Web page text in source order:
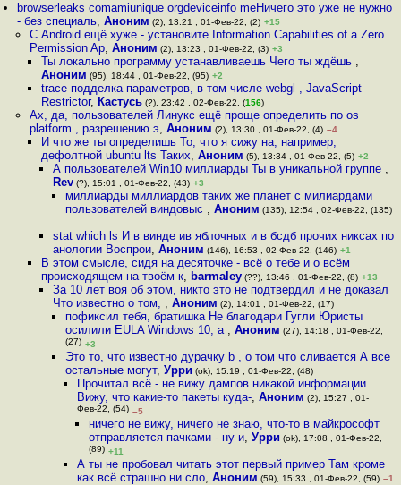
browserleaks comamiunique orgdeviceinfo meНичего это уже не нужно
- без специаль,Аноним (2), 13:21 , 01-Фев-22, (2) +15
С Android ещё хуже - установите Information Capabilities of a Zero
Permission Ap, Аноним (2), 13:23 , 01-Фев-22, (3) +3
Ты локально программу устанавливаешь Чего ты ждёшь ,
Аноним (95), 18:44 , 01-Фев-22, (95) +2
trace подделка параметров, в том числе webgl , JavaScript
Restrictor, Кастусь(?), 23:42 , 02-Фев-22, (156)
Ах, да, пользователей Линукс ещё проще определить по os
platform , разрешению э, Аноним (2), 13:30 , 01-Фев-22, (4) –4
И что же ты определишь То, что я сижу на, например,
дефолтной ubuntu lts Таких, Аноним (5), 13:34 , 01-Фев-22, (5) +2
А пользователей Win10 миллиарды Ты в уникальной группе ,
Rev (?), 15:01 , 01-Фев-22, (43) +3
миллиарды миллиардов таких же планет с милиардами
пользователей виндовыс , Аноним (135), 12:54 , 02-Фев-22, (135)
stat which ls И в винде ив яблочных и в бсдб прочих никсах по
анологии Воспрои,Аноним (146), 16:53 , 02-Фев-22, (146) +1
В этом смысле, сидя на десяточке - всё о тебе и о всём
происходящем на твоём к, barmaley(??), 13:46 , 01-Фев-22, (8) +13
За 10 лет воя об этом, никто это не подтвердил и не доказал
Что известно о том, ,Аноним (2), 14:01 , 01-Фев-22, (17)
пофиксил тебя, братишка Не благодари Гугли Юристы
осилили EULA Windows 10, а , Аноним (27), 14:18 , 01-Фев-22,
(27) +3
Это то, что известно дурачку b , о том что сливается А все
остальные могут, Урри (ok), 15:19 , 01-Фев-22, (48)
Прочитал всё - не вижу дампов никакой информации
Вижу, что какие-то пакеты куда-, Аноним (2), 15:27 , 01-
Фев-22, (54) –5
ничего не вижу, ничего не знаю, что-то в майкрософт
отправляется пачками - ну и,Урри (ok), 17:08 , 01-Фев-22,
(89) +11
А ты не пробовал читать этот первый пример Там кроме
как всё страшно ни сло, Аноним (59), 15:33 , 01-Фев-22, (59) –1